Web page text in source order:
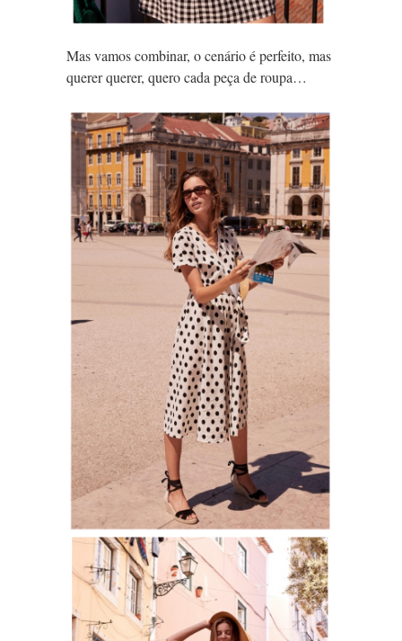
Mas vamos combinar, o cenário é perfeito, mas
querer querer, quero cada peça de roupa…